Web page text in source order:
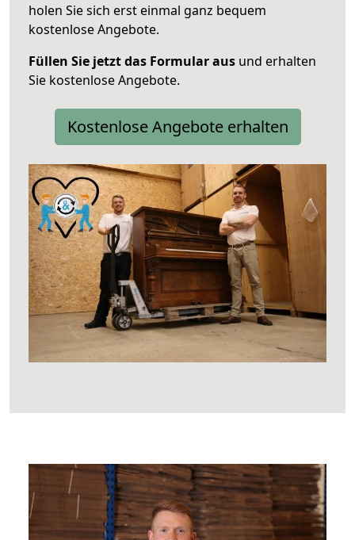
holen Sie sich erst einmal ganz bequem
kostenlose Angebote.
Füllen Sie jetzt das Formular aus und erhalten
Sie kostenlose Angebote.
Kostenlose Angebote erhalten